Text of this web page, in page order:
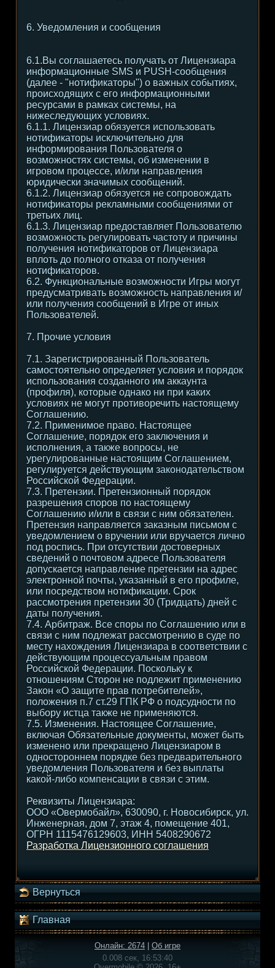
6. Уведомления и сообщения
6.1.Вы соглашаетесь получать от Лицензиара
информационные SMS и PUSH-сообщения
(далее - "нотификаторы") о важных событиях,
происходящих с его информационными
ресурсами в рамках системы, на
нижеследующих условиях.
6.1.1. Лицензиар обязуется использовать
нотификаторы исключительно для
информирования Пользователя о
возможностях системы, об изменении в
игровом процессе, и/или направления
юридически значимых сообщений.
6.1.2. Лицензиар обязуется не сопровождать
нотификаторы рекламными сообщениями от
третьих лиц.
6.1.3. Лицензиар предоставляет Пользователю
возможность регулировать частоту и причины
получения нотификаторов от Лицензиара
вплоть до полного отказа от получения
нотификаторов.
6.2. Функциональные возможности Игры могут
предусматривать возможность направления и/
или получения сообщений в Игре от иных
Пользователей.
7. Прочие условия
7.1. Зарегистрированный Пользователь
самостоятельно определяет условия и порядок
использования созданного им аккаунта
(профиля), которые однако ни при каких
условиях не могут противоречить настоящему
Соглашению.
7.2. Применимое право. Настоящее
Соглашение, порядок его заключения и
исполнения, а также вопросы, не
урегулированные настоящим Соглашением,
регулируется действующим законодательством
Российской Федерации.
7.3. Претензии. Претензионный порядок
разрешения споров по настоящему
Соглашению и/или в связи с ним обязателен.
Претензия направляется заказным письмом с
уведомлением о вручении или вручается лично
под роспись. При отсутствии достоверных
сведений о почтовом адресе Пользователя
допускается направление претензии на адрес
электронной почты, указанный в его профиле,
или посредством нотификации. Срок
рассмотрения претензии 30 (Тридцать) дней с
даты получения.
7.4. Арбитраж. Все споры по Соглашению или в
связи с ним подлежат рассмотрению в суде по
месту нахождения Лицензиара в соответствии с
действующим процессуальным правом
Российской Федерации. Поскольку к
отношениям Сторон не подлежит применению
Закон «О защите прав потребителей»,
положения п.7 ст.29 ГПК РФ о подсудности по
выбору истца также не применяются.
7.5. Изменения. Настоящее Соглашение,
включая Обязательные документы, может быть
изменено или прекращено Лицензиаром в
одностороннем порядке без предварительного
уведомления Пользователя и без выплаты
какой-либо компенсации в связи с этим.
Реквизиты Лицензиара:
ООО «Овермобайл», 630090, г. Новосибирск, ул.
Инженерная, дом 7, этаж 4, помещение 401,
ОГРН 1115476129603, ИНН 5408290672
Разработка Лицензионного соглашения
Вернуться
Главная
Онлайн: 2674
Об игре
0.008 сек, 16:53:40